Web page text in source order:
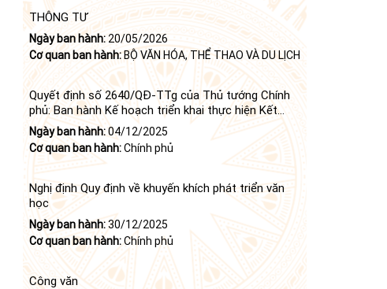
THÔNG TƯ
Ngày ban hành: 20/05/2026
Cơ quan ban hành:BỘ VĂN HÓA, THỂ THAO VÀ DU LỊCH
Quyết định số 2640/QĐ-TTg của Thủ tướng Chính
phủ: Ban hành Kế hoạch triển khai thực hiện Kết
luận số 84-KL/TW ngày 21 tháng 6 năm 2024 của
Bộ Chính trị tiếp tục thực hiện Nghị quyết số 23-
NQ/TW ngày 16 tháng 6 năm 2008 của Bộ Chính trị
(khóa X) về "tiếp tục xây dựng và phát triển văn học,
nghệ thuật trong thời kỳ mới"
Ngày ban hành:04/12/2025
Cơ quan ban hành:Chính phủ
Nghị định Quy định về khuyến khích phát triển văn
học
Ngày ban hành:30/12/2025
Cơ quan ban hành:Chính phủ
Công văn